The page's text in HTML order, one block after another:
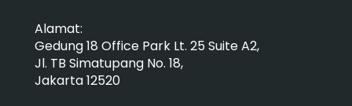
Alamat:
Gedung 18 Office Park Lt. 25 Suite A2,
Jl. TB Simatupang No. 18,
Jakarta 12520